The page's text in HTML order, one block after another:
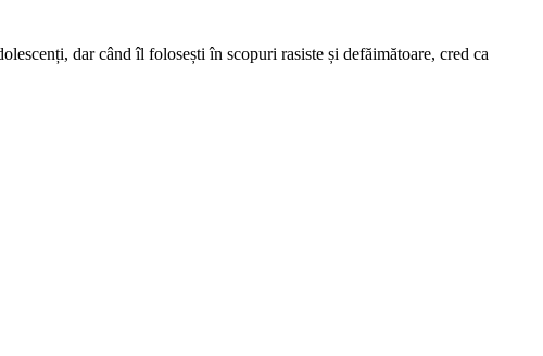
dar când îl folosești în scopuri rasiste și defăimătoare, cred ca